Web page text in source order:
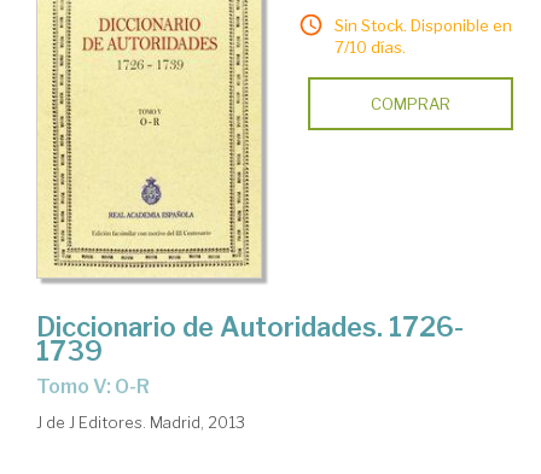
Sin Stock. Disponible en
7/10 días.
COMPRAR
Diccionario de Autoridades. 1726-
1739
Tomo V: O-R
J de J Editores. Madrid, 2013